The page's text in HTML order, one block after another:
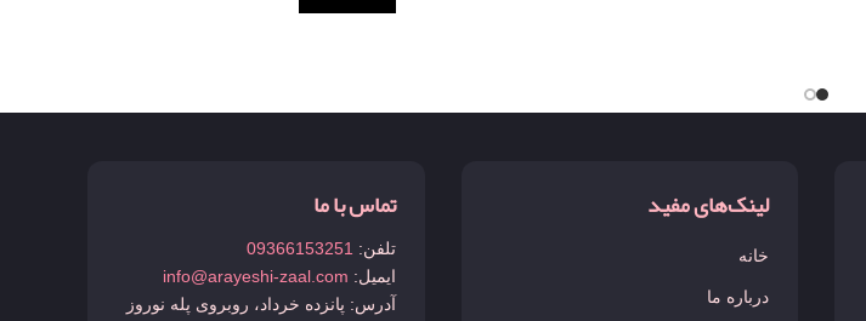
لینک‌های مفید
خانه
درباره ما
تماس با ما
تلفن: 09366153251
ایمیل: info@arayeshi-zaal.com
آدرس: پانزده خرداد، روبروی پله نوروز